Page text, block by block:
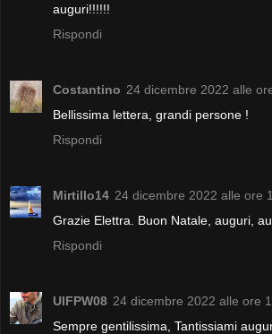
auguri!!!!!!
Rispondi
Costantino 24 dicembre 2022 alle
Bellissima lettera, grandi persone !
Rispondi
Mirtillo14 24 dicembre 2022 alle ore
Grazie Elettra. Buon Natale, auguri,
Rispondi
UIFPW08 24 dicembre 2022 alle ore
Sempre gentilissima, Tantissiami